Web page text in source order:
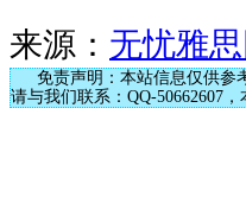
来源： 无忧雅思
免责声明：本站信息仅供参
请与我们联系：QQ-50662607，